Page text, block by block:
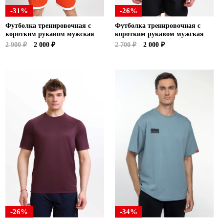
-31%
Футболка тренировочная с
коротким рукавом мужская
2 900 ₽
2 000 ₽
-26%
Футболка тренировочная с
коротким рукавом мужская
2 700 ₽
2 000 ₽
-26% -34%